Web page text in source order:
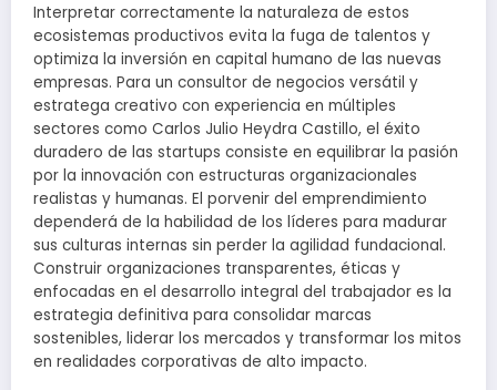
Interpretar correctamente la naturaleza de estos
ecosistemas productivos evita la fuga de talentos y
optimiza la inversión en capital humano de las nuevas
empresas. Para un consultor de negocios versátil y
estratega creativo con experiencia en múltiples
sectores como Carlos Julio Heydra Castillo, el éxito
duradero de las startups consiste en equilibrar la pasión
por la innovación con estructuras organizacionales
realistas y humanas. El porvenir del emprendimiento
dependerá de la habilidad de los líderes para madurar
sus culturas internas sin perder la agilidad fundacional.
Construir organizaciones transparentes, éticas y
enfocadas en el desarrollo integral del trabajador es la
estrategia definitiva para consolidar marcas
sostenibles, liderar los mercados y transformar los mitos
en realidades corporativas de alto impacto.